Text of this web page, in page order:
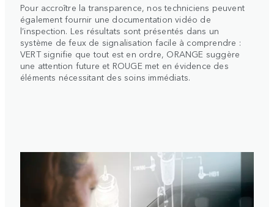
Pour accroître la transparence, nos techniciens peuvent
également fournir une documentation vidéo de
l’inspection. Les résultats sont présentés dans un
système de feux de signalisation facile à comprendre :
VERT signifie que tout est en ordre, ORANGE suggère
une attention future et ROUGE met en évidence des
éléments nécessitant des soins immédiats.